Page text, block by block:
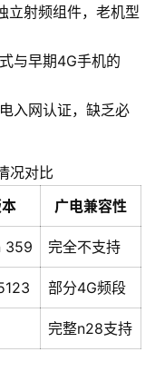
立射频组件，老机型
与早期4G手机的
入网认证，缺乏必
况对比
广电兼容性
359 完全不支持
部分4G频段
完整n28支持